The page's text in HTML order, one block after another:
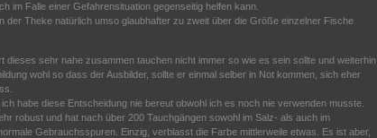
im Falle einer Gefahrensituation gegenseitig helfen kann.
der Theke natürlich umso glaubhafter zu zweit über die Größe einzelner Fische
dieses sehr nahe zusammen tauchen nicht immer so wie es sein sollte und weiterhin
wohl so dass der Ausbilder, sollte er einmal selber in Not kommen, sich eher
habe diese Entscheidung nie bereut obwohl ich es noch nie verwenden musste.
robust und hat nach über 200 Tauchgängen sowohl im Salz- als auch im
Gebrauchsspuren. Einzig, verblasst die Farbe mittlerweile etwas. Es ist aber,